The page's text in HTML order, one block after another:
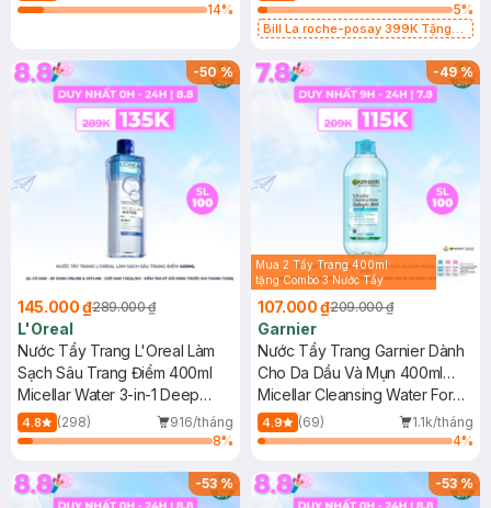
14%
5%
Bill La roche-posay 399K Tặng
(SL có hạn)
-50%
145.000 ₫289.000 ₫
L'Oreal
Nước Tẩy Trang L'Oreal Làm
Sạch Sâu Trang Điểm 400ml
Micellar Water 3-in-1 Deep
Cleansing Even For Sensitive
Skin
4.8 (298)
916/tháng
8%
-49%
Mua 2 Tẩy Trang 400ml
tặng Combo 3 Nước Tẩy
Nhiên)
107.000 ₫209.000 ₫
Garnier
Nước Tẩy Trang Garnier Dành
Cho Da Dầu Và Mụn 400ml
(Mới)
Micellar Cleansing Water For
Oily & Acne-Prone Skin New
4.9 (69)
1.1k/tháng
4%
-53% -53%